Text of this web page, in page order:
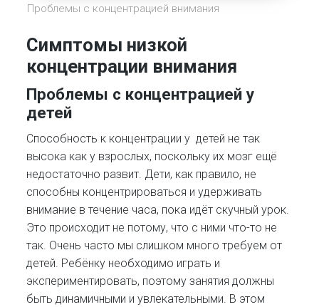
Проблемы с концентрацией внимания
Симптомы низкой
концентрации внимания
Проблемы с концентрацией у
детей
Способность к концентрации у детей не так
высока как у взрослых, поскольку их мозг ещё
недостаточно развит. Дети, как правило, не
способны концентрироваться и удерживать
внимание в течение часа, пока идёт скучный урок.
Это происходит не потому, что с ними что-то не
так. Очень часто мы слишком много требуем от
детей. Ребёнку необходимо играть и
экспериментировать, поэтому занятия должны
быть динамичными и увлекательными. В этом